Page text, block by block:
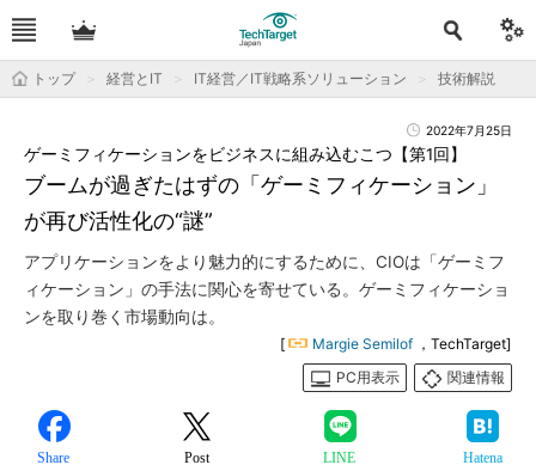
トップ 経営とIT IT経営／IT戦略系ソリューション 技術解説
2022年7月25日
ブームが過ぎたはずの「ゲーミフィケーション」
が再び活性化の“謎”
ゲーミフィケーションをビジネスに組み込むこつ【第1回】
アプリケーションをより魅力的にするために、CIOは「ゲーミフ
ィケーション」の手法に関心を寄せている。ゲーミフィケーショ
ンを取り巻く市場動向は。
[ Margie Semilof ，TechTarget]
PC用表示
関連情報
Share Post LINE Hatena